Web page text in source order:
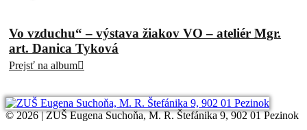
Vo vzduchu“ – výstava žiakov VO – ateliér Mgr.
art. Danica Tyková
Prejsť na album
© 2026 | ZUŠ Eugena Suchoňa, M. R. Štefánika 9, 902 01 Pezinok